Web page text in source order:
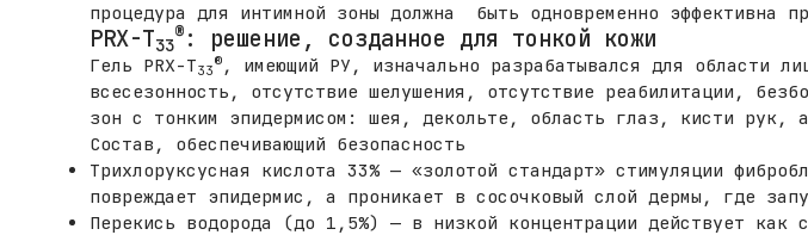
процедура для интимной зоны должна быть одновременно эффективна
PRX-T33
®: решение, созданное для тонкой кожи
Гель PRX-T33
®, имеющий РУ, изначально разрабатывался для области
всесезонность, отсутствие шелушения, отсутствие реабилитации,
зон с тонким эпидермисом: шея, декольте, область глаз, кисти рук,
Состав, обеспечивающий безопасность
Трихлоруксусная кислота 33% — «золотой стандарт» стимуляции
повреждает эпидермис, а проникает в сосочковый слой дермы, где
Перекись водорода (до 1,5%) — в низкой концентрации действует как